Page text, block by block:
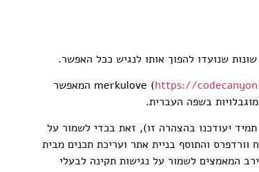
שנועדו להפוך אותו לנגיש ככל האפשר.
https://
) המאפשר
בשפה העברית.
תמיד יעודכנו בהצהרה זו), זאת בכדי לשמור על
והתוסף בניית אתר ועריכת תכנים מבית
המאמצים לשמור על נגישות תקינה לבעלי